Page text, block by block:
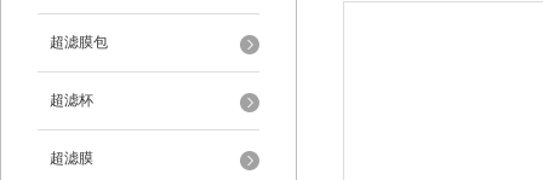
超滤膜包
超滤杯
超滤膜